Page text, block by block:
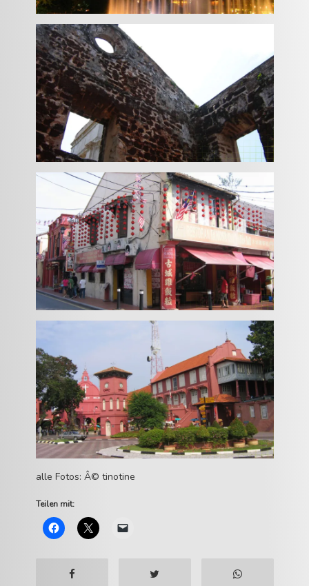
alle Fotos: Â© tinotine
Teilen mit: